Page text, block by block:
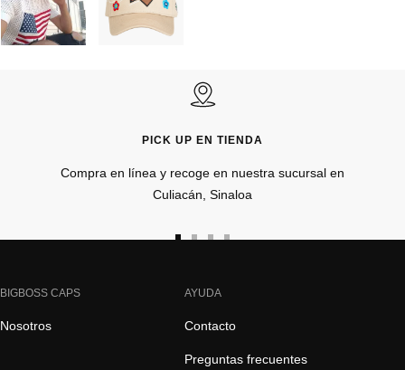
PICK UP EN TIENDA
Compra en línea y recoge en nuestra sucursal en
Culiacán, Sinaloa
la la
BIGBOSS CAPS
Nosotros
AYUDA
Contacto
Preguntas frecuentes